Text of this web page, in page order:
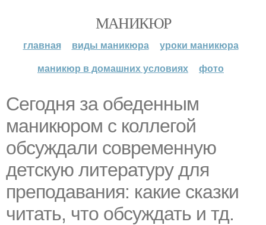
МАНИКЮР
главная виды маникюра
уроки маникюра
маникюр в домашних условиях
фото
Сегодня за обеденным
маникюром с коллегой
обсуждали современную
детскую литературу для
преподавания: какие сказки
читать, что обсуждать и тд.